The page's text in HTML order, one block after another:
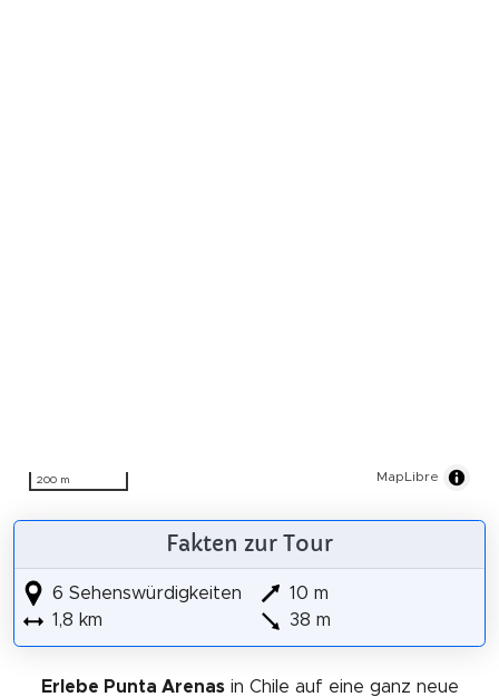
200 m MapLibre
Fakten zur Tour
6 Sehenswürdigkeiten
1,8 km
10 m
38 m
Erlebe Punta Arenasin Chile auf eine ganz neue